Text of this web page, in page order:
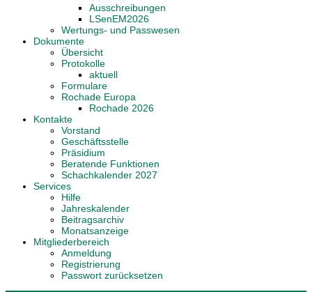
Ausschreibungen
LSenEM2026
Wertungs- und Passwesen
Dokumente
Übersicht
Protokolle
aktuell
Formulare
Rochade Europa
Rochade 2026
Kontakte
Vorstand
Geschäftsstelle
Präsidium
Beratende Funktionen
Schachkalender 2027
Services
Hilfe
Jahreskalender
Beitragsarchiv
Monatsanzeige
Mitgliederbereich
Anmeldung
Registrierung
Passwort zurücksetzen